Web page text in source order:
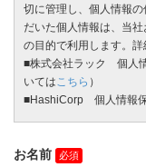
切に管理し、個人情報
だいた個人情報は、当
の目的で利用します。詳
■株式会社ラック 個人
いてはこちら ）
■HashiCorp 個人情報
お名前